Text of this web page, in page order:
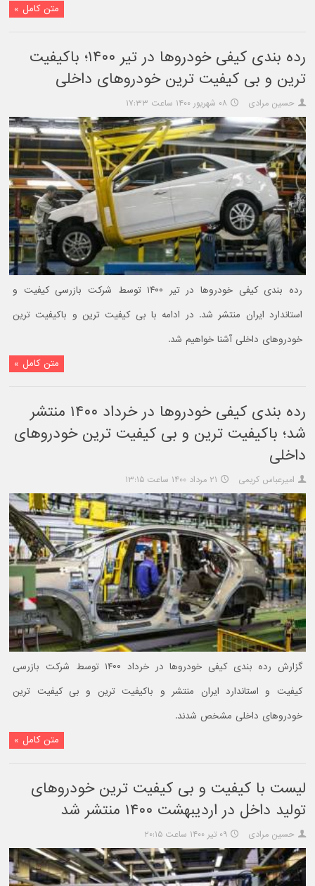
متن کامل »
رده بندی کیفی خودروها در تیر ۱۴۰۰؛ باکیفیت
ترین و بی کیفیت ترین خودروهای داخلی
حسین مرادی ۰۸ شهریور ۱۴۰۰ ساعت ۱۷:۳۳
رده بندی کیفی خودروها در تیر ۱۴۰۰ توسط شرکت بازرسی کیفیت و
استاندارد ایران منتشر شد. در ادامه با بی کیفیت ترین و باکیفیت ترین
خودروهای داخلی آشنا خواهیم شد.
متن کامل »
رده بندی کیفی خودروها در خرداد ۱۴۰۰ منتشر
شد؛ باکیفیت ترین و بی کیفیت ترین خودروهای
داخلی
امیرعباس کریمی ۲۱ مرداد ۱۴۰۰ ساعت ۱۳:۱۵
گزارش رده بندی کیفی خودروها در خرداد ۱۴۰۰ توسط شرکت بازرسی
کیفیت و استاندارد ایران منتشر و باکیفیت ترین و بی کیفیت ترین
خودروهای داخلی مشخص شدند.
متن کامل »
لیست با کیفیت و بی کیفیت ترین خودروهای
تولید داخل در اردیبهشت ۱۴۰۰ منتشر شد
حسین مرادی ۰۹ تیر ۱۴۰۰ ساعت ۲۰:۱۵